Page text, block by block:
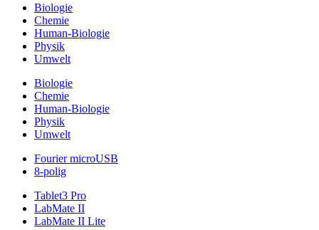
Biologie
Chemie
Human-Biologie
Physik
Umwelt
Biologie
Chemie
Human-Biologie
Physik
Umwelt
Fourier microUSB
8-polig
Tablet3 Pro
LabMate II
LabMate II Lite